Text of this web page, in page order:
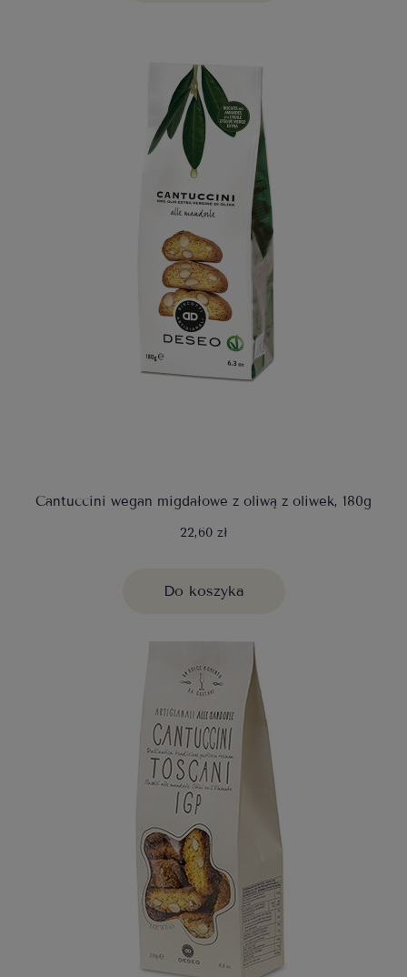
Cantuccini wegan migdałowe z oliwą z oliwek, 180g
22,60 zł
Do koszyka